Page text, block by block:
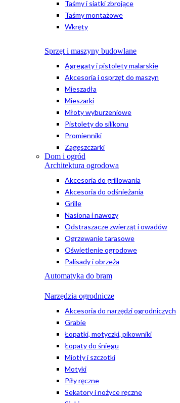
Taśmy i siatki zbrojące
Taśmy montażowe
Wkręty
Sprzęt i maszyny budowlane
Agregaty i pistolety malarskie
Akcesoria i osprzęt do maszyn
Mieszadła
Mieszarki
Młoty wyburzeniowe
Pistolety do silikonu
Promienniki
Zagęszczarki
Dom i ogród
Architektura ogrodowa
Akcesoria do grillowania
Akcesoria do odśnieżania
Grille
Nasiona i nawozy
Odstraszacze zwierząt i owadów
Ogrzewanie tarasowe
Oświetlenie ogrodowe
Palisady i obrzeża
Automatyka do bram
Narzędzia ogrodnicze
Akcesoria do narzędzi ogrodniczych
Grabie
Łopatki, motyczki, pikowniki
Łopaty do śniegu
Miotły i szczotki
Motyki
Piły ręczne
Sekatory i nożyce ręczne